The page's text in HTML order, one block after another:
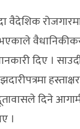
वैदेशिक
दिए ।
दिने
।